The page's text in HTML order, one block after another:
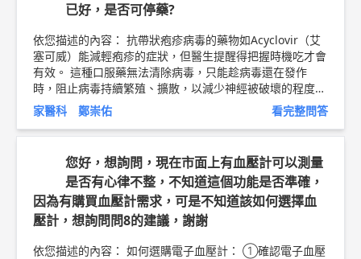
已好，是否可停藥?
依您描述的內容： 抗帶狀疱疹病毒的藥物如Acyclovir（艾
塞可威）能減輕疱疹的症狀，但醫生提醒得把握時機吃才會
有效。 這種口服藥無法清除病毒，只能趁病毒還在發作
時，阻止病毒持續繁殖、擴散，以減少神經被破壞的程度跟
水泡的範圍。因此要在病毒剛跑出來的時候吃，大約是疱疹
開始冒出的5天之內，效果最好。 若超過5天的關鍵期，即
使吃藥也沒有幫助。因為病毒已經打完仗了，接下來的重點
就是要修復清理善後，也就是把傷口照顧好。 以上純係觀
念交流，一切以醫師實際看診為準。 吉安醫院副院長 家醫
科 主治醫師 鄭崇佑 醫師簡介 ►http://bit.ly/2BeUpSb
家醫科 鄭崇佑 看完整問答
您好，想詢問，現在市面上有血壓計可以測量
是否有心律不整，不知道這個功能是否準確，
因為有購買血壓計需求，可是不知道該如何選擇血
壓計，想詢問問8的建議，謝謝
依您描述的內容： 如何選購電子血壓計： ①確認電子血壓